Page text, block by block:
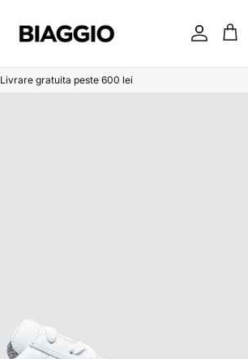
Cont Coș
Livrare gratuita peste 600 lei